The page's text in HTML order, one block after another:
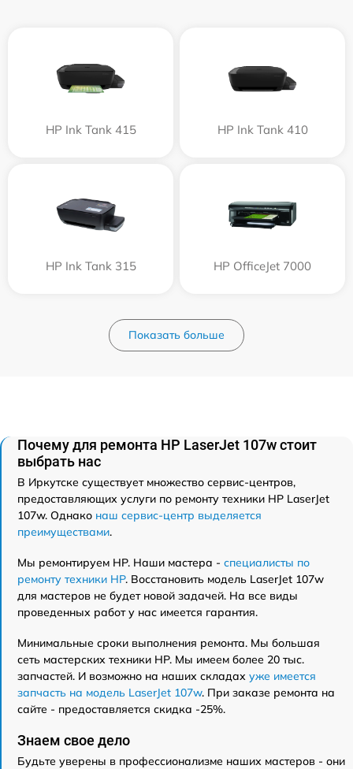
HP Ink Tank 415 HP Ink Tank 410
HP Ink Tank 315 HP OfficeJet 7000
Показать больше
Почему для ремонта HP LaserJet 107w стоит
выбрать нас
В Иркутске существует множество сервис-центров,
предоставляющих услуги по ремонту техники HP LaserJet
107w. Однако наш сервис-центр выделяется
преимуществами.
Мы ремонтируем HP. Наши мастера - специалисты по
ремонту техники HP. Восстановить модель LaserJet 107w
для мастеров не будет новой задачей. На все виды
проведенных работ у нас имеется гарантия.
Минимальные сроки выполнения ремонта. Мы большая
сеть мастерских техники HP. Мы имеем более 20 тыс.
запчастей. И возможно на наших складах уже имеется
запчасть на модель LaserJet 107w. При заказе ремонта на
сайте - предоставляется скидка -25%.
Знаем свое дело
Будьте уверены в профессионализме наших мастеров - они